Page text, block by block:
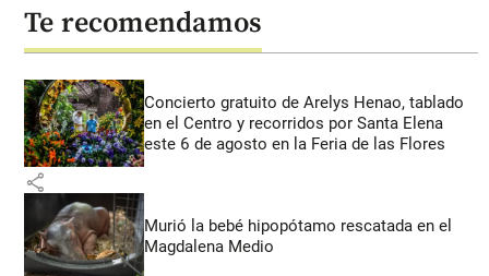
Te recomendamos
Concierto gratuito de Arelys Henao, tablado
en el Centro y recorridos por Santa Elena
este 6 de agosto en la Feria de las Flores
share
Murió la bebé hipopótamo rescatada en el
Magdalena Medio